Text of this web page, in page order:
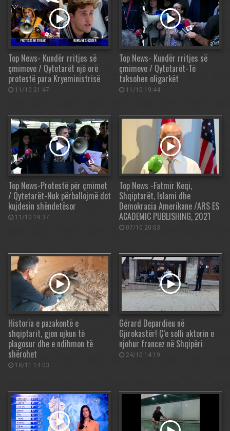
Top News- Kundër rritjes së
çmimeve / Qytetarët një orë
protestë para Kryeministrisë
11/10 21:47
Top News- Kundër rritjes së
çmimeve / Qytetarët-Të
taksohen oligarkët
11/10 19:44
Top News-Protestë për çmimet
/ Qytetarët-Nuk përballojmë dot
kujdesin shëndetësor
11/10 19:37
Top News -Fatmir Keqi,
Shqiptarët, Islami dhe
Demokracia Amerikane /ARS ES
ACADEMIC PUBLISHING, 2021
07/10 20:03
Historia e pazakontë e
shqiptarit, gjen ujkun të
plagosur dhe e ndihmon të
shërohet
18/11 14:03
Gérard Depardieu në
Gjirokastër! Ç’e solli aktorin e
njohur francez në Shqipëri
24/10 14:19